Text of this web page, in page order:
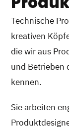
Technische
kreativen
die wir aus
und Betrieben
kennen.
Sie arbeiten